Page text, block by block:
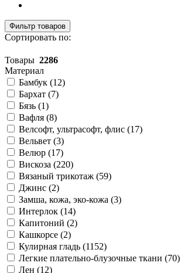
Фильтр товаров
Сортировать по:
Товары 2286
Материал
Бамбук (12)
Бархат (7)
Бязь (1)
Вафля (8)
Велсофт, ультрасофт, флис (17)
Вельвет (3)
Велюр (17)
Вискоза (220)
Вязаный трикотаж (59)
Джинс (2)
Замша, кожа, эко-кожа (3)
Интерлок (14)
Капитоний (2)
Кашкорсе (2)
Кулирная гладь (1152)
Легкие плательно-блузочные ткани (70)
Лен (12)